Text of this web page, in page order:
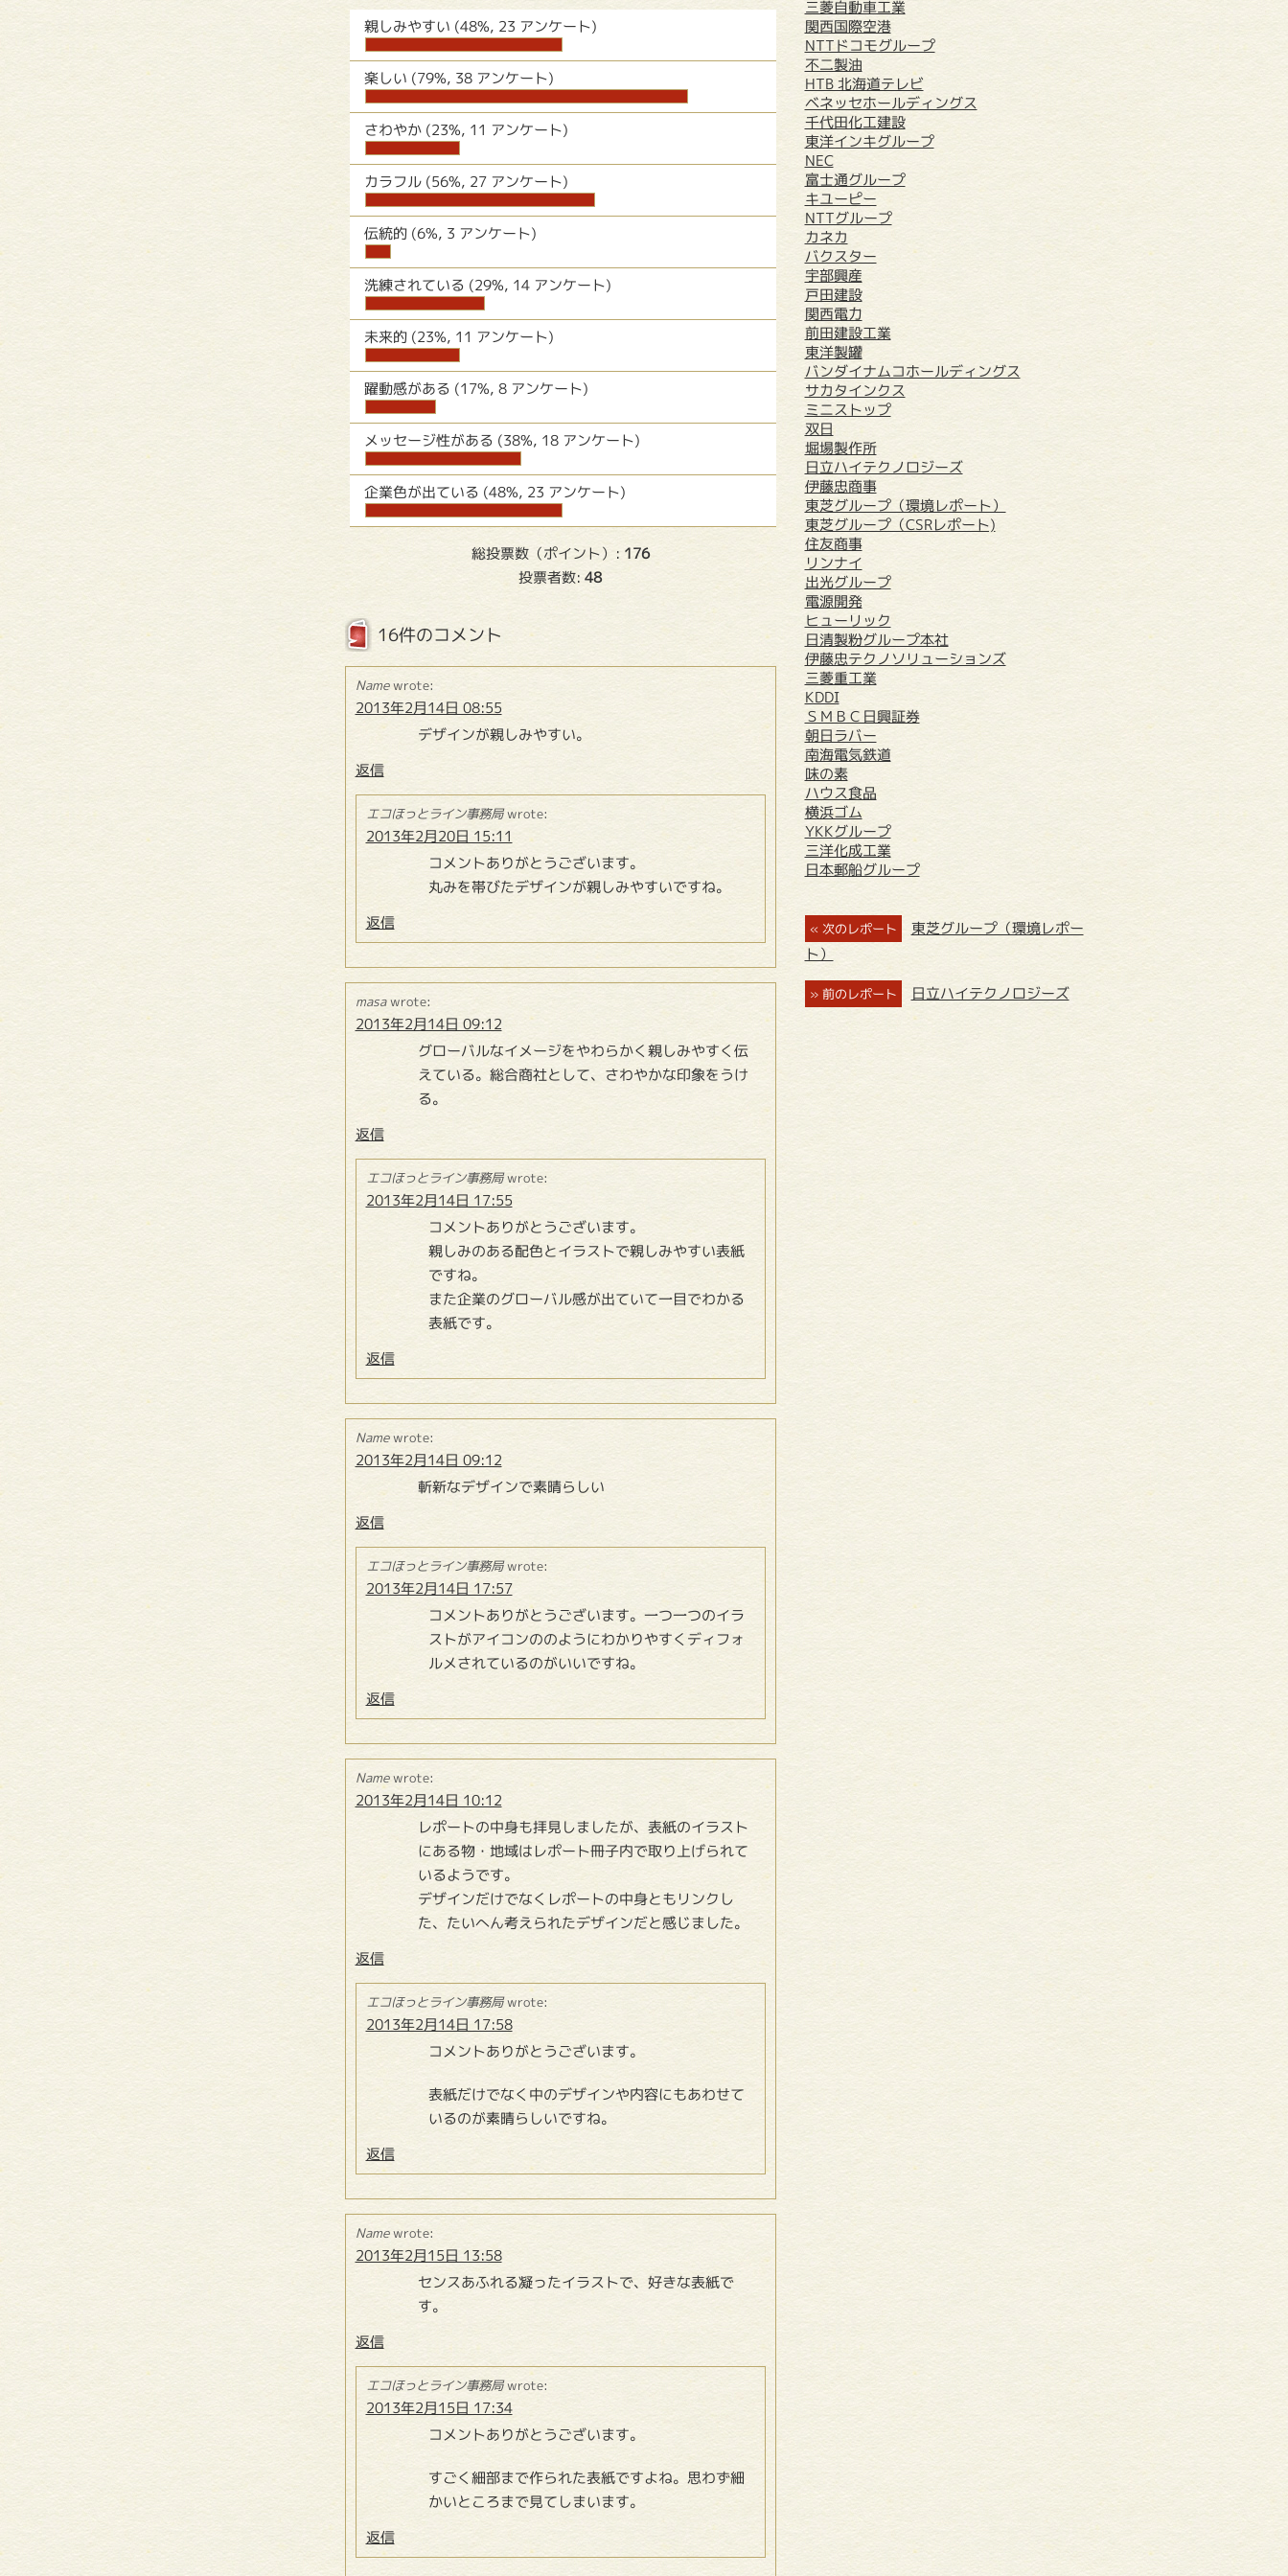
三菱自動車工業
関西国際空港
NTTドコモグループ
不二製油
HTB 北海道テレビ
ベネッセホールディングス
千代田化工建設
東洋インキグループ
NEC
富士通グループ
キユーピー
NTTグループ
カネカ
バクスター
宇部興産
戸田建設
関西電力
前田建設工業
東洋製罐
バンダイナムコホールディングス
サカタインクス
ミニストップ
双日
堀場製作所
日立ハイテクノロジーズ
伊藤忠商事
東芝グループ（環境レポート）
東芝グループ（CSRレポート)
住友商事
リンナイ
出光グループ
電源開発
ヒューリック
日清製粉グループ本社
伊藤忠テクノソリューションズ
三菱重工業
KDDI
ＳＭＢＣ日興証券
朝日ラバー
南海電気鉄道
味の素
ハウス食品
横浜ゴム
YKKグループ
三洋化成工業
日本郵船グループ
« 次のレポート
東芝グループ（環境レポー
ト）
» 前のレポート 日立ハイテクノロジーズ
親しみやすい (48%, 23 アンケート)
楽しい (79%, 38 アンケート)
さわやか (23%, 11 アンケート)
カラフル (56%, 27 アンケート)
伝統的 (6%, 3 アンケート)
洗練されている (29%, 14 アンケート)
未来的 (23%, 11 アンケート)
躍動感がある (17%, 8 アンケート)
メッセージ性がある (38%, 18 アンケート)
企業色が出ている (48%, 23 アンケート)
総投票数（ポイント）: 176
投票者数: 48
16件のコメント
Name wrote:
2013年2月14日 08:55
デザインが親しみやすい。
返信
エコほっとライン事務局 wrote:
2013年2月20日 15:11
コメントありがとうございます。
丸みを帯びたデザインが親しみやすいですね。
返信
masa wrote:
2013年2月14日 09:12
グローバルなイメージをやわらかく親しみやすく伝
えている。総合商社として、さわやかな印象をうけ
る。
返信
エコほっとライン事務局 wrote:
2013年2月14日 17:55
コメントありがとうございます。
親しみのある配色とイラストで親しみやすい表紙
ですね。
また企業のグローバル感が出ていて一目でわかる
表紙です。
返信
Name wrote:
2013年2月14日 09:12
斬新なデザインで素晴らしい
返信
エコほっとライン事務局 wrote:
2013年2月14日 17:57
コメントありがとうございます。一つ一つのイラ
ストがアイコンののようにわかりやすくディフォ
ルメされているのがいいですね。
返信
Name wrote:
2013年2月14日 10:12
レポートの中身も拝見しましたが、表紙のイラスト
にある物・地域はレポート冊子内で取り上げられて
いるようです。
デザインだけでなくレポートの中身ともリンクし
た、たいへん考えられたデザインだと感じました。
返信
エコほっとライン事務局 wrote:
2013年2月14日 17:58
コメントありがとうございます。
表紙だけでなく中のデザインや内容にもあわせて
いるのが素晴らしいですね。
返信
Name wrote:
2013年2月15日 13:58
センスあふれる凝ったイラストで、好きな表紙で
す。
返信
エコほっとライン事務局 wrote:
2013年2月15日 17:34
コメントありがとうございます。
すごく細部まで作られた表紙ですよね。思わず細
かいところまで見てしまいます。
返信